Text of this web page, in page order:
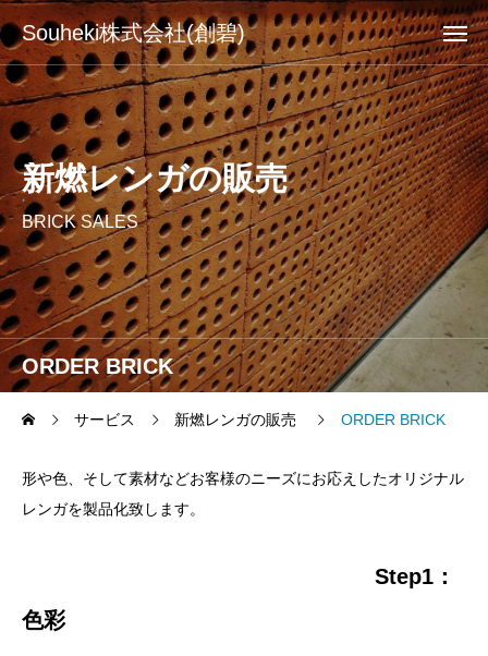
Souheki株式会社(創碧)
ORDER BRICK
新燃レンガの販売
BRICK SALES
サービス 新燃レンガの販売 ORDER BRICK
形や色、そして素材などお客様のニーズにお応えしたオリジナル
レンガを製品化致します。
Step1：
色彩